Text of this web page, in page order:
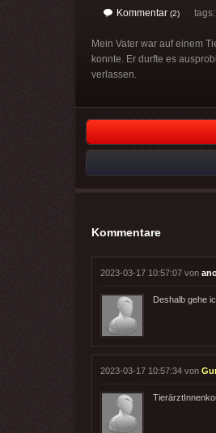
Kommentar (2)
Mein Vater war auf einem
konnte. Er durfte es
verlassen.
Kommentare
2023-03-17 10:57:07 von
Deshalb gehe
2023-03-17 10:57:34 von